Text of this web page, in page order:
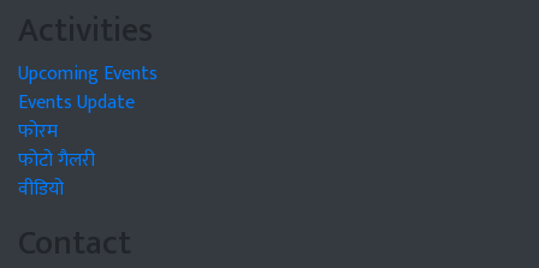
Activities
Upcoming Events
Events Update
फोरम
फोटो गैलरी
वीडियो
Contact